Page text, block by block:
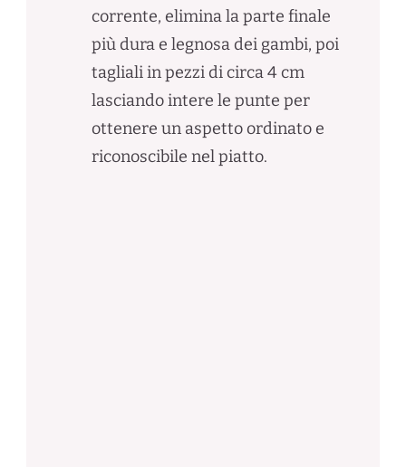
corrente, elimina la parte finale
più dura e legnosa dei gambi, poi
tagliali in pezzi di circa 4 cm
lasciando intere le punte per
ottenere un aspetto ordinato e
riconoscibile nel piatto.